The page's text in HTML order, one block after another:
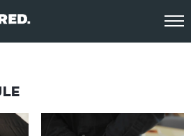
al contenido